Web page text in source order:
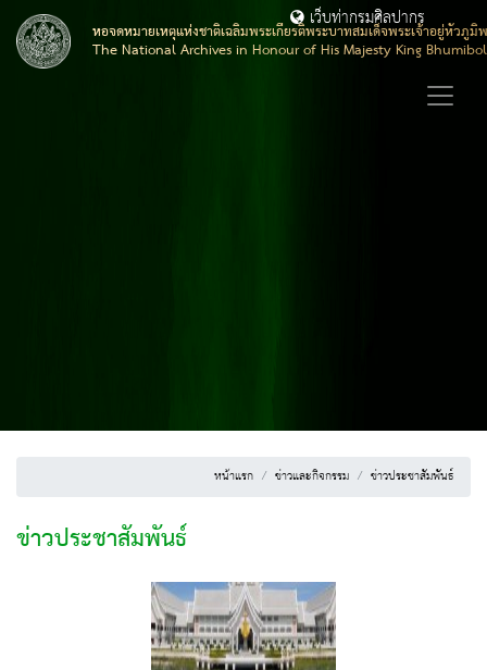
หอจดหมายเหตุแห่งชาติเฉลิมพระเกียรติพระบาทสมเด็จพระเจ้าอยู่หัวภูมิ
The National Archives in Honour of His Majesty King
เว็บท่ากรมศิลปากร
หน้าแรก ข่าวและกิจกรรม ข่าวประชาสัมพันธ์
ข่าวประชาสัมพันธ์